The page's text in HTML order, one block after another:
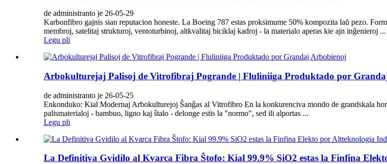
de administranto je 26-05-29
Karbonfibro gajnis sian reputacion honeste. La Boeing 787 estas proksimume 50% kompozita laŭ pezo.
membroj, satelitaj strukturoj, ventoturbinoj, altkvalitaj biciklaj kadroj - la materialo aperas kie ajn inĝenieroj ...
Legu pli
Arbokulturejaj Palisoj de Vitrofibraj Pogrande | Fluliniiga Produktado por
de administranto je 26-05-25
Enkonduko: Kial Modernaj Arbokulturejoj Ŝanĝas al Vitrofibro En la konkurenciva mondo de grandskala
palismaterialoj - bambuo, ligno kaj ŝtalo - delonge estis la "normo", sed ili alportas ...
Legu pli
La Definitiva Gvidilo al Kvarca Fibra Ŝtofo: Kial 99.9% SiO2 estas la Finfina